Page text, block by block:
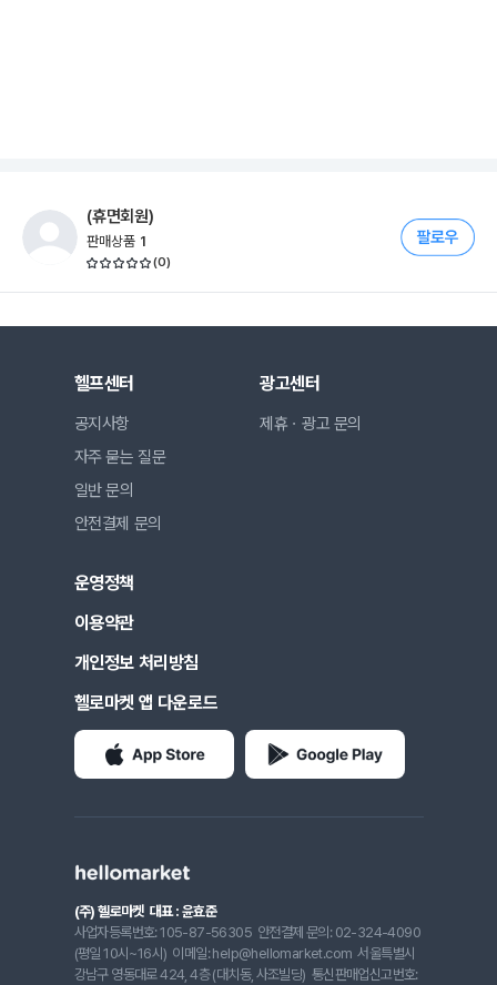
(휴면회원)
판매상품 1
(0)
헬프센터
공지사항
자주 묻는 질문
일반 문의
안전결제 문의
광고센터
제휴ㆍ광고 문의
운영정책
이용약관
개인정보 처리방침
헬로마켓 앱 다운로드
(주) 헬로마켓 대표 : 윤효준
사업자등록번호: 105-87-56305 안전결제 문의: 02-324-4090
(평일 10시~16시) 이메일: help@hellomarket.com 서울특별시
강남구 영동대로 424, 4층 (대치동, 사조빌딩) 통신판매업신고번호: